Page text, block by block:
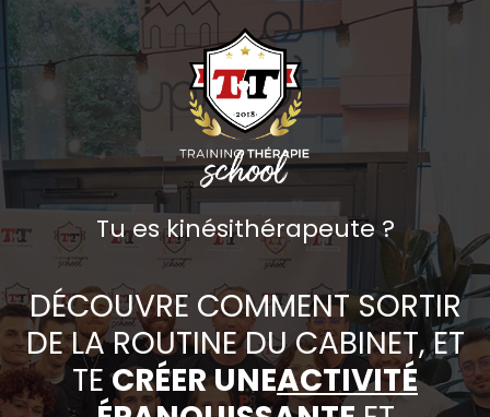
Tu es kinésithérapeute ?
DÉCOUVRE COMMENT SORTIR
DE LA ROUTINE DU CABINET, ET
TECRÉER UNEACTIVITÉ